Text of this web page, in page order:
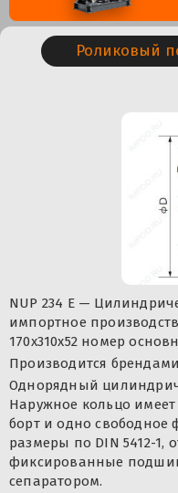
Роликовый
NUP 234 E —
импортное
170x310x52 номер
Производится брендами:
Однорядный
Наружное кольцо
борт и одно свободное
размеры по DIN 5412-1,
фиксированные
сепаратором.